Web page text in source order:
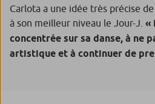
Carlota a une idée très précise
à son meilleur niveau le Jour-J. «
concentrée sur sa danse, à ne
artistique et à continuer de